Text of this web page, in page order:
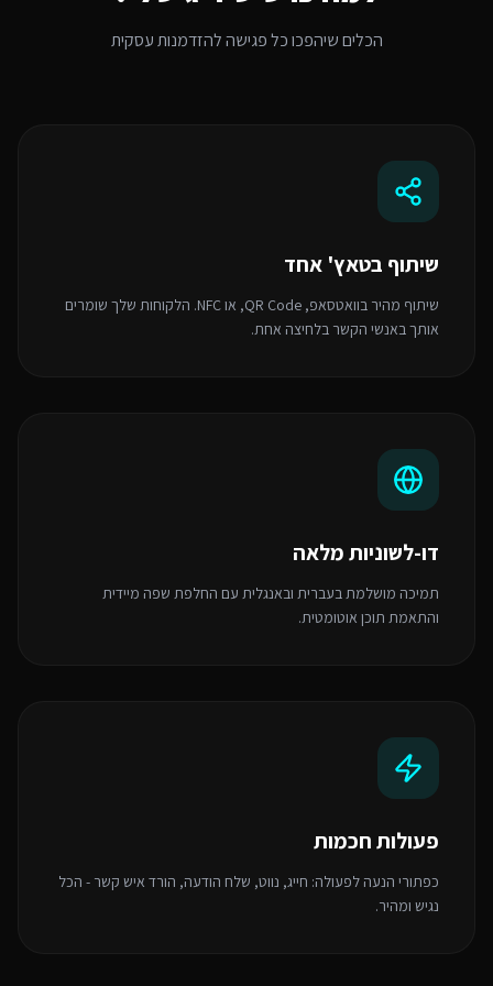
הכלים שיהפכו כל פגישה להזדמנות עסקית
שיתוף בטאץ' אחד
שיתוף מהיר בוואטסאפ, QR Code, או NFC. הלקוחות שלך שומרים
אותך באנשי הקשר בלחיצה אחת.
דו-לשוניות מלאה
תמיכה מושלמת בעברית ובאנגלית עם החלפת שפה מיידית
והתאמת תוכן אוטומטית.
פעולות חכמות
כפתורי הנעה לפעולה: חייג, נווט, שלח הודעה, הורד איש קשר - הכל
נגיש ומהיר.